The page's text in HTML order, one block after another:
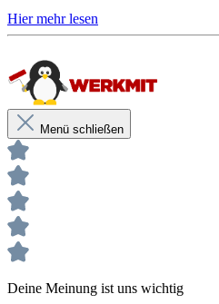
Verantwortung zu prüfen.
Maßband aufgrund der
und wird zusätzlich durch ein
Perfekte Breite von 25mm
knicken
Unsere anwendungstechnischen
Menü schließen
Deine Meinung ist uns wichtig